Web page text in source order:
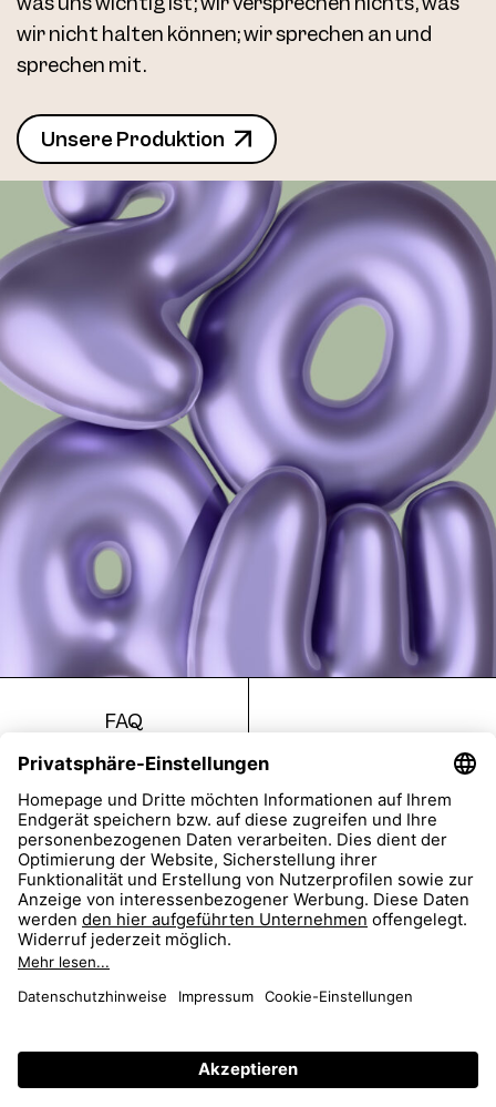
wir nicht halten können; wir sprechen an und
sprechen mit.
Unsere Produktion
FAQ
Return
Imprint
Accessibility
Data Protection